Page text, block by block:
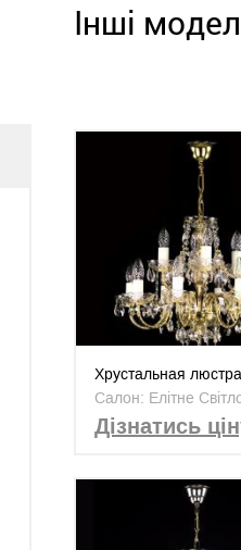
Інші
Xрустальная
XII.
Салон: Елітне
Дізнатись